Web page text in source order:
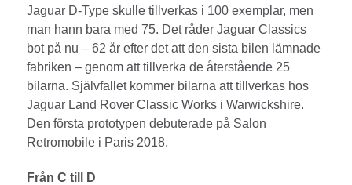
Jaguar D-Type skulle tillverkas i 100 exemplar, men
man hann bara med 75. Det råder Jaguar Classics
bot på nu – 62 år efter det att den sista bilen lämnade
fabriken – genom att tillverka de återstående 25
bilarna. Självfallet kommer bilarna att tillverkas hos
Jaguar Land Rover Classic Works i Warwickshire.
Den första prototypen debuterade på Salon
Retromobile i Paris 2018.
Från C till D